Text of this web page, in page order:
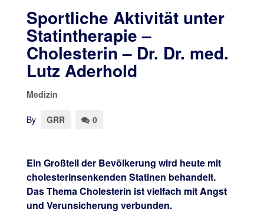
Sportliche Aktivität unter
Statintherapie –
Cholesterin – Dr. Dr. med.
Lutz Aderhold
Medizin
By GRR 0
Ein Großteil der Bevölkerung wird heute mit
cholesterinsenkenden Statinen behandelt.
Das Thema Cholesterin ist vielfach mit Angst
und Verunsicherung verbunden.